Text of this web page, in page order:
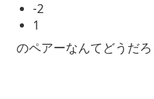
-2
1
のペアーなんてどうだろ